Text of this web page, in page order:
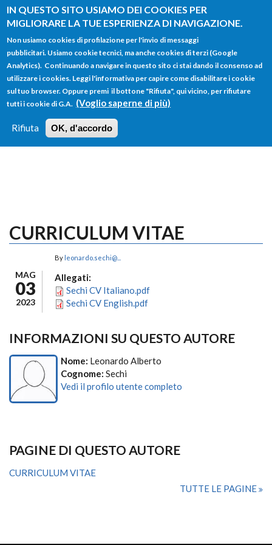
IN QUESTO SITO USIAMO DEI COOKIES PER
MIGLIORARE LA TUE ESPERIENZA DI NAVIGAZIONE.
Non usiamo cookies di profilazione per l'invio di messaggi
pubblicitari. Usiamo cookie tecnici, ma anche cookies di terzi (Google
Analytics). Continuando a navigare in questo sito ci stai dando il consenso ad
utilizzare i cookies. Leggi l'informativa per capire come disabilitare i cookie
sul tuo browser. Oppure premi il bottone "Rifiuta", qui vicino, per rifiutare
tutti i cookie di G.A. (Voglio saperne di più)
Rifiuta OK, d'accordo
Salta al contenuto principale
FORM
DI
RICERCA
Main menu
HOME TUTTI I PROFILI
LOGIN
CURRICULUM VITAE
MAG
03
2023
By leonardo.sechi@...
Allegati:
Sechi CV Italiano.pdf
Sechi CV English.pdf
INFORMAZIONI SU QUESTO AUTORE
Nome: Leonardo Alberto
Cognome: Sechi
Vedi il profilo utente completo
PAGINE DI QUESTO AUTORE
CURRICULUM VITAE
TUTTE LE PAGINE